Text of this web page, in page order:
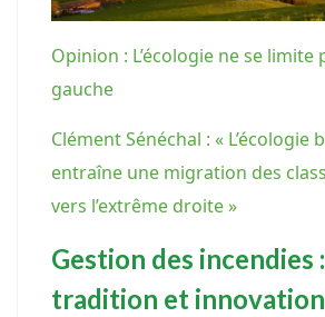
Opinion : L’écologie ne se limite
gauche
Clément Sénéchal : « L’écologie
entraîne une migration des
vers l’extrême droite »
Gestion des incendies
tradition et innovation